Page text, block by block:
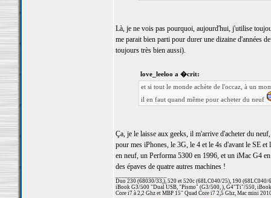
Là, je ne vois pas pourquoi, aujourd'hui, j'utilise
me parait bien parti pour durer une dizaine d'années
toujours très bien aussi).
love_leeloo a �crit:
et si tout le monde achète de l'occaz, à un
il en faut quand même pour acheter du neuf
Ça, je le laisse aux geeks, il m'arrive d'acheter du
pour mes iPhones, le 3G, le 4 et le 4s d'avant le SE
en neuf, un Performa 5300 en 1996, et un iMac G4
des épaves de quatre autres machines !
Duo 230 (68030/33,), 520 et 520c (68LC040/25), 190 (68LC040/
iBook G3/500 "Dual USB, "Pismo" (G3/500, ), G4"Ti"/550,
Core i7 à 2,2 Ghz et MBP 15" Quad Core i7 2,5 Ghz, Mac mini